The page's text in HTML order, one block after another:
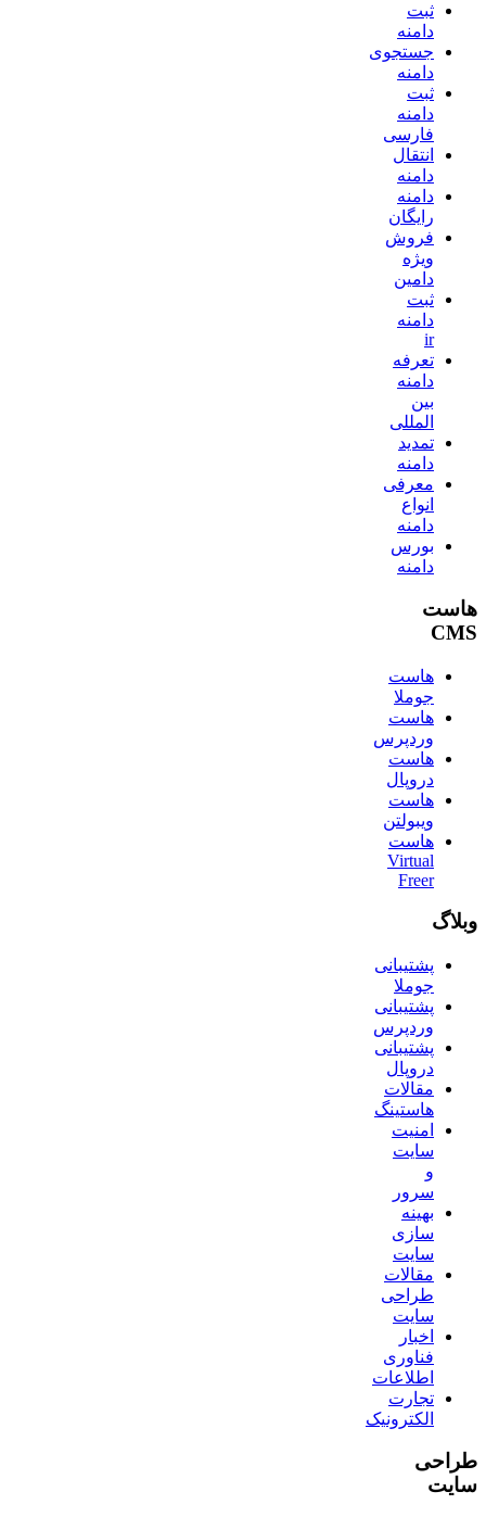
ثبت
دامنه
جستجوی
دامنه
ثبت
دامنه
فارسی
انتقال
دامنه
دامنه
رایگان
فروش
ویژه
دامین
ثبت
دامنه
ir
تعرفه
دامنه
بین
المللی
تمدید
دامنه
معرفی
انواع
دامنه
بورس
دامنه
هاست
CMS
هاست
جوملا
هاست
وردپرس
هاست
دروپال
هاست
ویبولتن
هاست
Virtual
Freer
وبلاگ
پشتیبانی
جوملا
پشتیبانی
وردپرس
پشتیبانی
دروپال
مقالات
هاستینگ
امنیت
سایت
و
سرور
بهینه
سازی
سایت
مقالات
طراحی
سایت
اخبار
فناوری
اطلاعات
تجارت
الکترونیک
طراحی
سایت